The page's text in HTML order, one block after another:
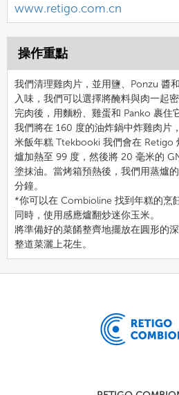
www.retigo.com.cn
操作重點
我們清理雞肉片，並用鹽、Ponzu 醬
入味，我們可以選擇將醃料與肉一起
完肉後，用麵粉、雞蛋和 Panko 裹住它
我們將在 160 度的油炸鍋中炸雞肉片
米飯年糕 Ttekbooki 我們會在 Retigo
爐加熱至 99 度，然後將 20 毫米的
塗抹油。當烤箱預熱後，我們用蒸爐
分鐘。
*你可以在 Combioline 找到年糕的烹
同時，使用感應爐翻炒迷你玉米。
將準備好的菜餚整齊地擺放在圓形的深
整道菜灑上花生。